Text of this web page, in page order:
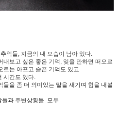
억들, 지금의 내 모습이 남아 있다.
내보고 싶은 좋은 기억, 잊을 만하면 떠오르
르는 아프고 슬픈 기억도 있고
시간도 있다.
을 좀 더 의미있는 말을 새기며 힘을 내볼
과 주변상황들. 모두